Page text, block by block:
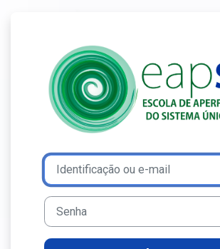
Avançar para criar nova conta
Identificação ou e-mail
Senha